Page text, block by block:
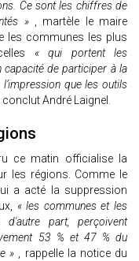
Ce sont les chiffres de
» , martèle le maire
les communes les plus
« qui portent les
capacité de participer à la
l’impression que les outils
conclut André Laignel.
ce matin officialise la
les régions. Comme le
a acté la suppression
« les communes et les
d'autre part, perçoivent
53 % et 47 % du
» , rappelle la notice du